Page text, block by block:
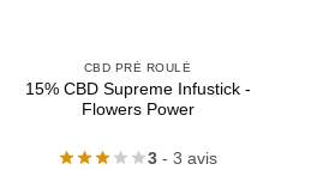
CBD PRÉ ROULÉ
15% CBD Supreme Infustick -
Flowers Power
3 - 3 avis